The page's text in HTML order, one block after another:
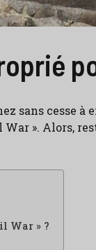
sans cesse
». Alors,
War » ?